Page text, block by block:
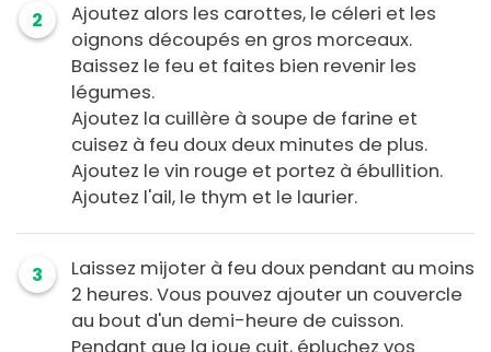
2
Ajoutez alors les carottes, le céleri et les
oignons découpés en gros morceaux.
Baissez le feu et faites bien revenir les
légumes.
Ajoutez la cuillère à soupe de farine et
cuisez à feu doux deux minutes de plus.
Ajoutez le vin rouge et portez à ébullition.
Ajoutez l'ail, le thym et le laurier.
3
Laissez mijoter à feu doux pendant au moins
2 heures. Vous pouvez ajouter un couvercle
au bout d'un demi-heure de cuisson.